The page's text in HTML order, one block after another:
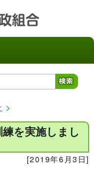
を実施しまし
[2019年6月3日]